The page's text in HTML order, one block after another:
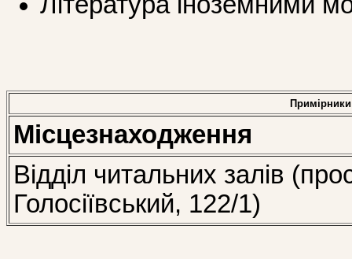
Примірники
Місцезнаходження
Відділ читальних залів
Голосіївський, 122/1)